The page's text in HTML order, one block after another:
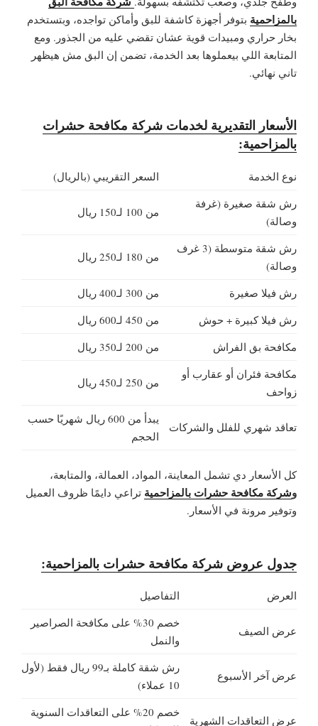
بالمزاحمية بتوفر أجهزة كاشفة للبق وأماكن تواجده، وبتستخدم
بخار حراري ومبيدات قوية عشان تقضي عليه من الجذور. ومع
المتابعة اللي بيعملوها بعد الخدمة، تضمن إن البق مش هيظهر
تاني نهائي.
الأسعار التقديرية لخدمات شركة مكافحة حشرات
بالمزاحمية:
نوع الخدمة
السعر التقريبي (بالريال)
رش شقة صغيرة (غرفة
وصالة)
من 100 لـ150 ريال
رش شقة متوسطة (3 غرف
وصالة)
من 180 لـ250 ريال
رش فيلا صغيرة
من 300 لـ400 ريال
رش فيلا كبيرة + حوش
من 450 لـ600 ريال
مكافحة بق الفراش
من 200 لـ350 ريال
مكافحة فئران أو عقارب أو
زواحف
من 250 لـ450 ريال
تعاقد شهري للفلل والشركات
يبدأ من 600 ريال شهريًا حسب
الحجم
كل الأسعار دي تشمل المعاينة، المواد، العمالة، والمتابعة،
وشركة مكافحة حشرات بالمزاحمية تراعي دايمًا ظروف العميل
وتوفير مرونة في الأسعار.
جدول عروض شركة مكافحة حشرات بالمزاحمية:
العرض التفاصيل
عرض الصيف
خصم 30% على مكافحة الصراصير
والنمل
عرض آخر الأسبوع
رش شقة كاملة بـ99 ريال فقط (لأول
10 عملاء)
عرض التعاقدات الشهرية
خصم 20% على التعاقدات السنوية